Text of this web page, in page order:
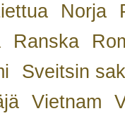
Norja
Ranska
Sveitsin
Vietnam